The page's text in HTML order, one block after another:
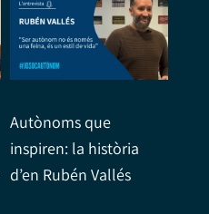
Autònoms que
inspiren: la història
d’en Rubén Vallés